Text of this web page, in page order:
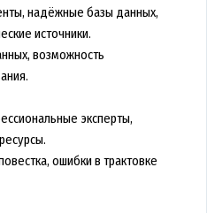
надёжные базы данных,
источники.
возможность
эксперты,
ошибки в трактовке